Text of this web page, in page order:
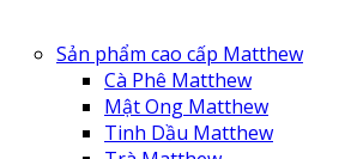
Sản phẩm cao cấp Matthew
Cà Phê Matthew
Mật Ong Matthew
Tinh Dầu Matthew